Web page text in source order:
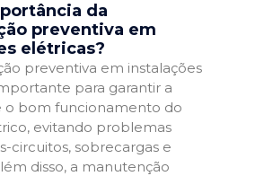
da
preventiva em
elétricas?
preventiva em instalações
para garantir a
o bom funcionamento do
evitando problemas
circuitos, sobrecargas e
disso, a manutenção